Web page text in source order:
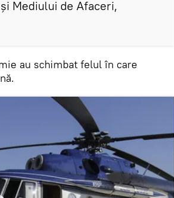
Mediului de Afaceri,
au schimbat felul în care